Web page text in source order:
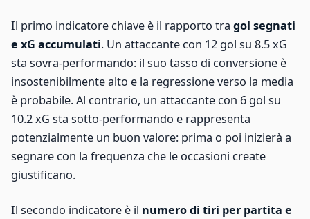
Il primo indicatore chiave è il rapporto tra gol segnati
e xG accumulati. Un attaccante con 12 gol su 8.5 xG
sta sovra-performando: il suo tasso di conversione è
insostenibilmente alto e la regressione verso la media
è probabile. Al contrario, un attaccante con 6 gol su
10.2 xG sta sotto-performando e rappresenta
potenzialmente un buon valore: prima o poi inizierà a
segnare con la frequenza che le occasioni create
giustificano.
Il secondo indicatore è il numero di tiri per partita e